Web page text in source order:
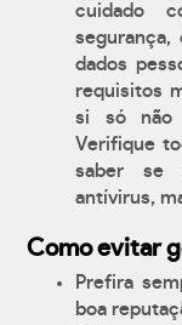
cuidado
dados
requisitos
si só não
Verifique
saber se
antívirus,
Como evitar
Prefira
boa